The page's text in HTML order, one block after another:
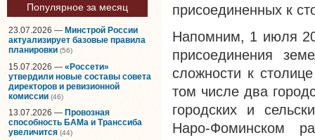
Популярное за месяц
23.07.2026 — Минстрой России
актуализирует базовые правила
планировки (56)
15.07.2026 — «Россети»
утвердили новые составы совета
директоров и ревизионной
комиссии (46)
13.07.2026 — Провозная
способность БАМа и Транссиба
увеличится (44)
присоединенных к
Напомним, 1 июля
присоединения
сложности к
том числе два
городских и
Наро-Фоминском